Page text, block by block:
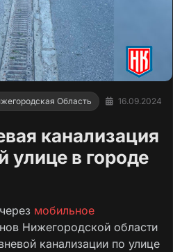
Область 16.09.2024
канализация
улице в городе
мобильное
Нижегородской области
канализации по улице